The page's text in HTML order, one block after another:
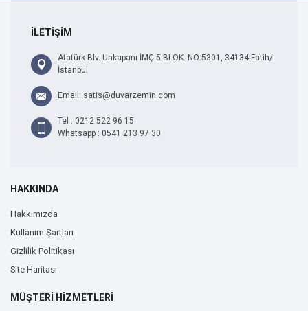
İLETİŞİM
Atatürk Blv. Unkapanı İMÇ 5 BLOK. NO:5301, 34134 Fatih/
İstanbul
Email: satis@duvarzemin.com
Tel : 0212 522 96 15
Whatsapp : 0541 213 97 30
HAKKINDA
Hakkımızda
Kullanım Şartları
Gizlilik Politikası
Site Haritası
MÜŞTERİ HİZMETLERİ